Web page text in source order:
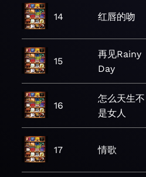
14 红唇的吻
15
再见Rainy
Day
16
怎么天生不
是女人
17 情歌